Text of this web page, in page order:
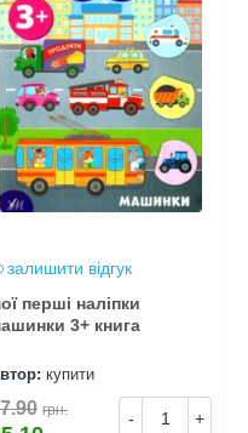
залишити відгук
перші наліпки
3+ книга
купити
- +
грн.